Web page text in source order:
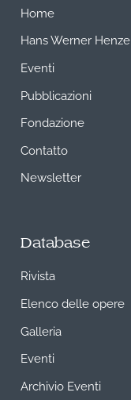
Home
Hans Werner Henze
Eventi
Pubblicazioni
Fondazione
Contatto
Newsletter
Database
Rivista
Elenco delle opere
Galleria
Eventi
Archivio Eventi